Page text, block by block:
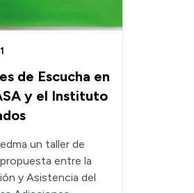
de Escucha en
y el Instituto
un taller de
entre la
y Asistencia del